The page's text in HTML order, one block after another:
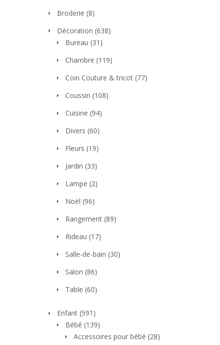
Broderie (8)
Décoration (638)
Bureau (31)
Chambre (119)
Coin Couture & tricot (77)
Coussin (108)
Cuisine (94)
Divers (60)
Fleurs (19)
Jardin (33)
Lampe (2)
Noël (96)
Rangement (89)
Rideau (17)
Salle-de-bain (30)
Salon (86)
Table (60)
Enfant (591)
Bébé (139)
Accessoires pour bébé (28)